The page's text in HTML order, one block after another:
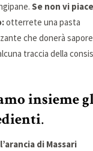
Se non vi
otterrete una pasta
che donerà
traccia della
insieme
.
di Massari